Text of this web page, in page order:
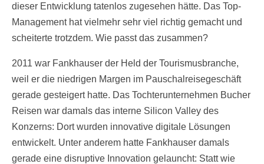
dieser Entwicklung tatenlos zugesehen hätte. Das Top-
Management hat vielmehr sehr viel richtig gemacht und
scheiterte trotzdem. Wie passt das zusammen?
2011 war Fankhauser der Held der Tourismusbranche,
weil er die niedrigen Margen im Pauschalreisegeschäft
gerade gesteigert hatte. Das Tochterunternehmen Bucher
Reisen war damals das interne Silicon Valley des
Konzerns: Dort wurden innovative digitale Lösungen
entwickelt. Unter anderem hatte Fankhauser damals
gerade eine disruptive Innovation gelauncht: Statt wie